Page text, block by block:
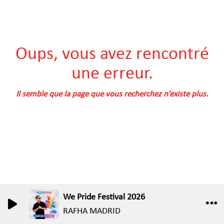
We Pride Festival 2026
RAFHA MADRID
Oups, vous avez rencontré
une erreur.
Il semble que la page que vous recherchez n’existe plus.